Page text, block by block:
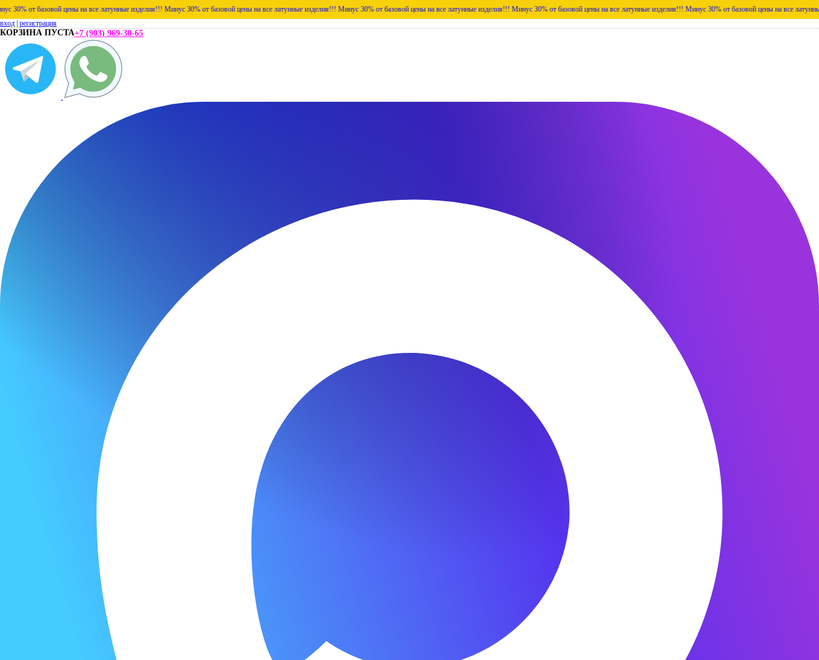
базовой цены на все латунные изделия!!! Минус 30% от базовой цены на все латунные изделия!!! Минус 30% от базовой цены на все латунные изделия!!! Минус 30% от базовой цены на все латунные изделия!!! Минус 30% от базовой цены на все латунные
вход регистрация
КОРЗИНА ПУСТА+7 (903) 969-30-65